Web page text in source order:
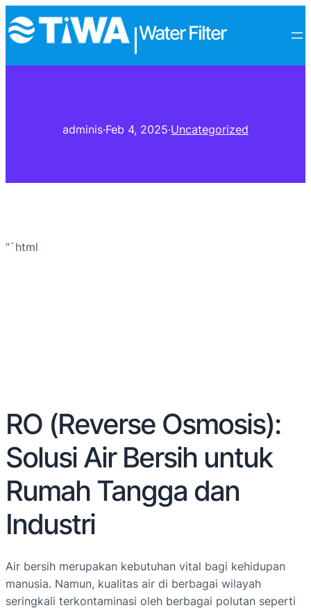
Water Filter
adminis·Feb 4, 2025·Uncategorized
“`html
RO (Reverse Osmosis):
Solusi Air Bersih untuk
Rumah Tangga dan
Industri
Air bersih merupakan kebutuhan vital bagi kehidupan
manusia. Namun, kualitas air di berbagai wilayah
seringkali terkontaminasi oleh berbagai polutan seperti